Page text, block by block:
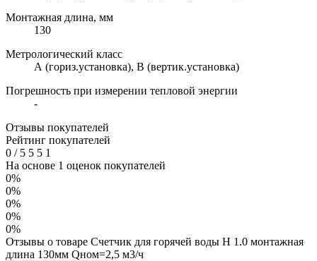
Монтажная длина, мм
130
Метрологический класс
А (гориз.установка), В (вертик.установка)
Погрешность при измерении тепловой энергии
-
Отзывы покупателей
Рейтинг покупателей
0 /5 5 5 1
На основе 1 оценок покупателей
0%
0%
0%
0%
0%
Отзывы о товаре Счетчик для горячей воды Н 1.0 монтажная
длина 130мм Qном=2,5 м3/ч